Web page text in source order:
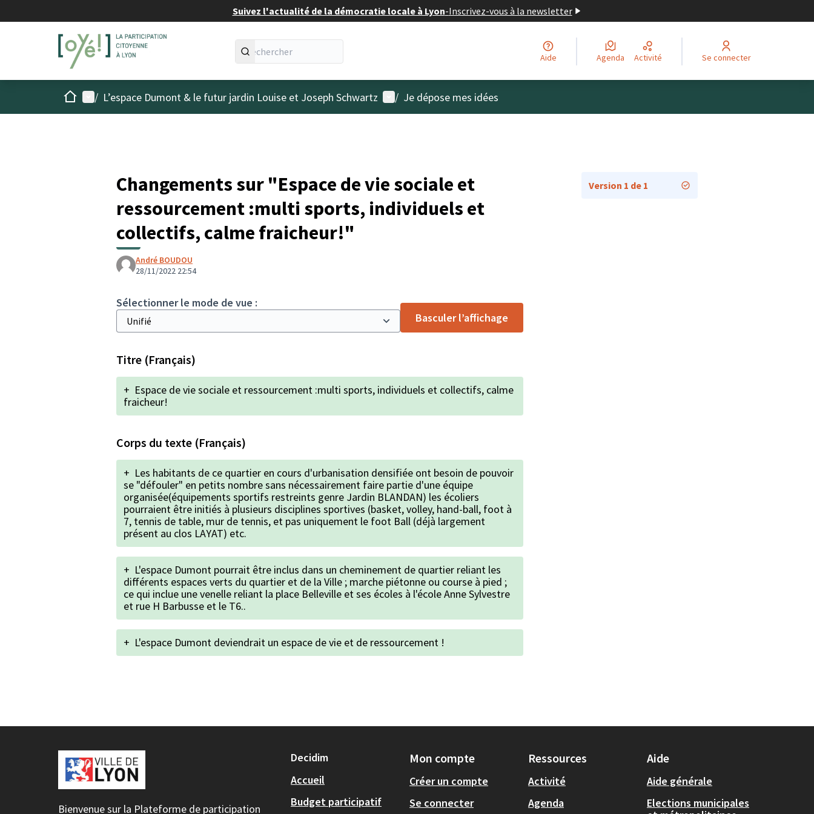
Suivez l'actualité de la démocratie locale à Lyon-Inscrivez-vous à la newsletter
Aide Agenda Activité Se connecter
AccueilMenu principal
/ L’espace Dumont & le futur jardin Louise et Joseph Schwartz Menu utilisateur
/ Je dépose mes idées
Changements sur "Espace de vie sociale et
ressourcement :multi sports, individuels et
collectifs, calme fraicheur!"
André BOUDOU
28/11/2022 22:54
Sélectionner le mode de vue :
Basculer l’affichage
Titre (Français)
+ Espace de vie sociale et ressourcement :multi sports, individuels et collectifs, calme
fraicheur!
Corps du texte (Français)
+ Les habitants de ce quartier en cours d'urbanisation densifiée ont besoin de pouvoir
se "défouler" en petits nombre sans nécessairement faire partie d'une équipe
organisée(équipements sportifs restreints genre Jardin BLANDAN) les écoliers
pourraient être initiés à plusieurs disciplines sportives (basket, volley, hand-ball, foot à
7, tennis de table, mur de tennis, et pas uniquement le foot Ball (déjà largement
présent au clos LAYAT) etc.
+ L'espace Dumont pourrait être inclus dans un cheminement de quartier reliant les
différents espaces verts du quartier et de la Ville ; marche piétonne ou course à pied ;
ce qui inclue une venelle reliant la place Belleville et ses écoles à l'école Anne Sylvestre
et rue H Barbusse et le T6..
+ L'espace Dumont deviendrait un espace de vie et de ressourcement !
Version 1 de 1
Bienvenue sur la Plateforme de participation
Decidim
Accueil
Budget participatif
Mon compte
Créer un compte
Se connecter
Ressources
Activité
Agenda
Aide
Aide générale
Elections municipales